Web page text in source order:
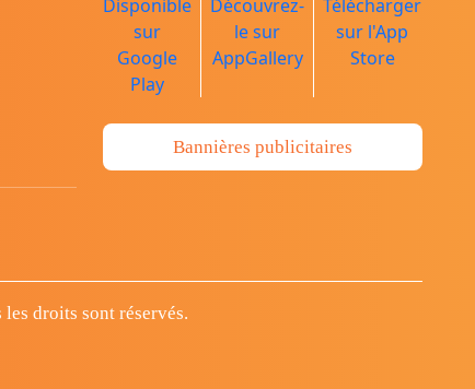
Bannières publicitaires
droits sont réservés.